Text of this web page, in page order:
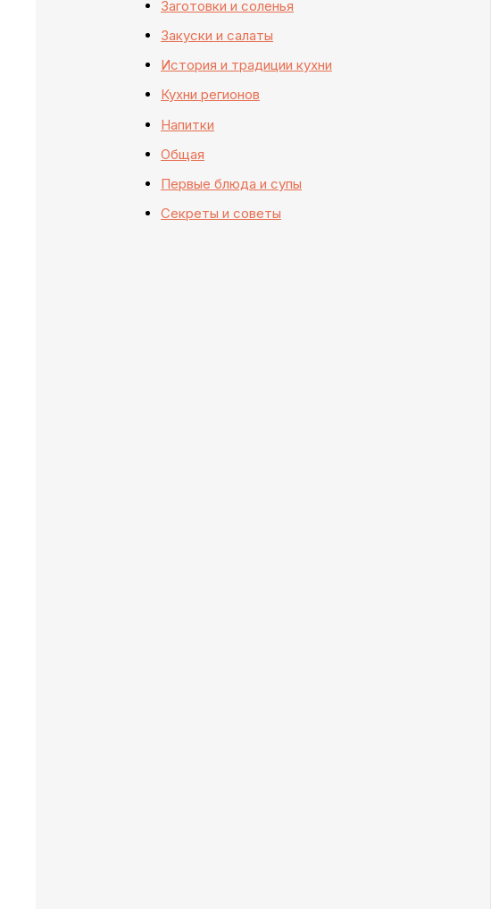
Заготовки и соленья
Закуски и салаты
История и традиции кухни
Кухни регионов
Напитки
Общая
Первые блюда и супы
Секреты и советы